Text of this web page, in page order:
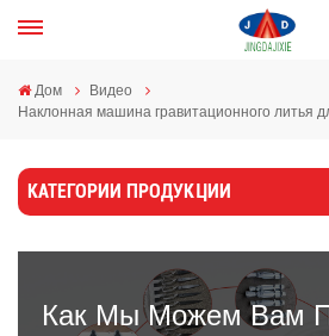
Дом
Видео
Наклонная машина гравитационного литья
КАТЕГОРИИ ПРОДУКЦИИ
Как Мы Можем Вам